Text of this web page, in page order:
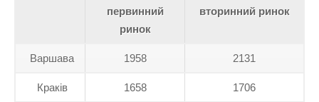
первинний
ринок
вторинний ринок
Варшава 1958 2131
Краків 1658 1706